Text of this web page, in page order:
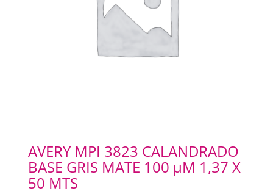
AVERY MPI 3823 CALANDRADO
BASE GRIS MATE 100 µM 1,37 X
50 MTS